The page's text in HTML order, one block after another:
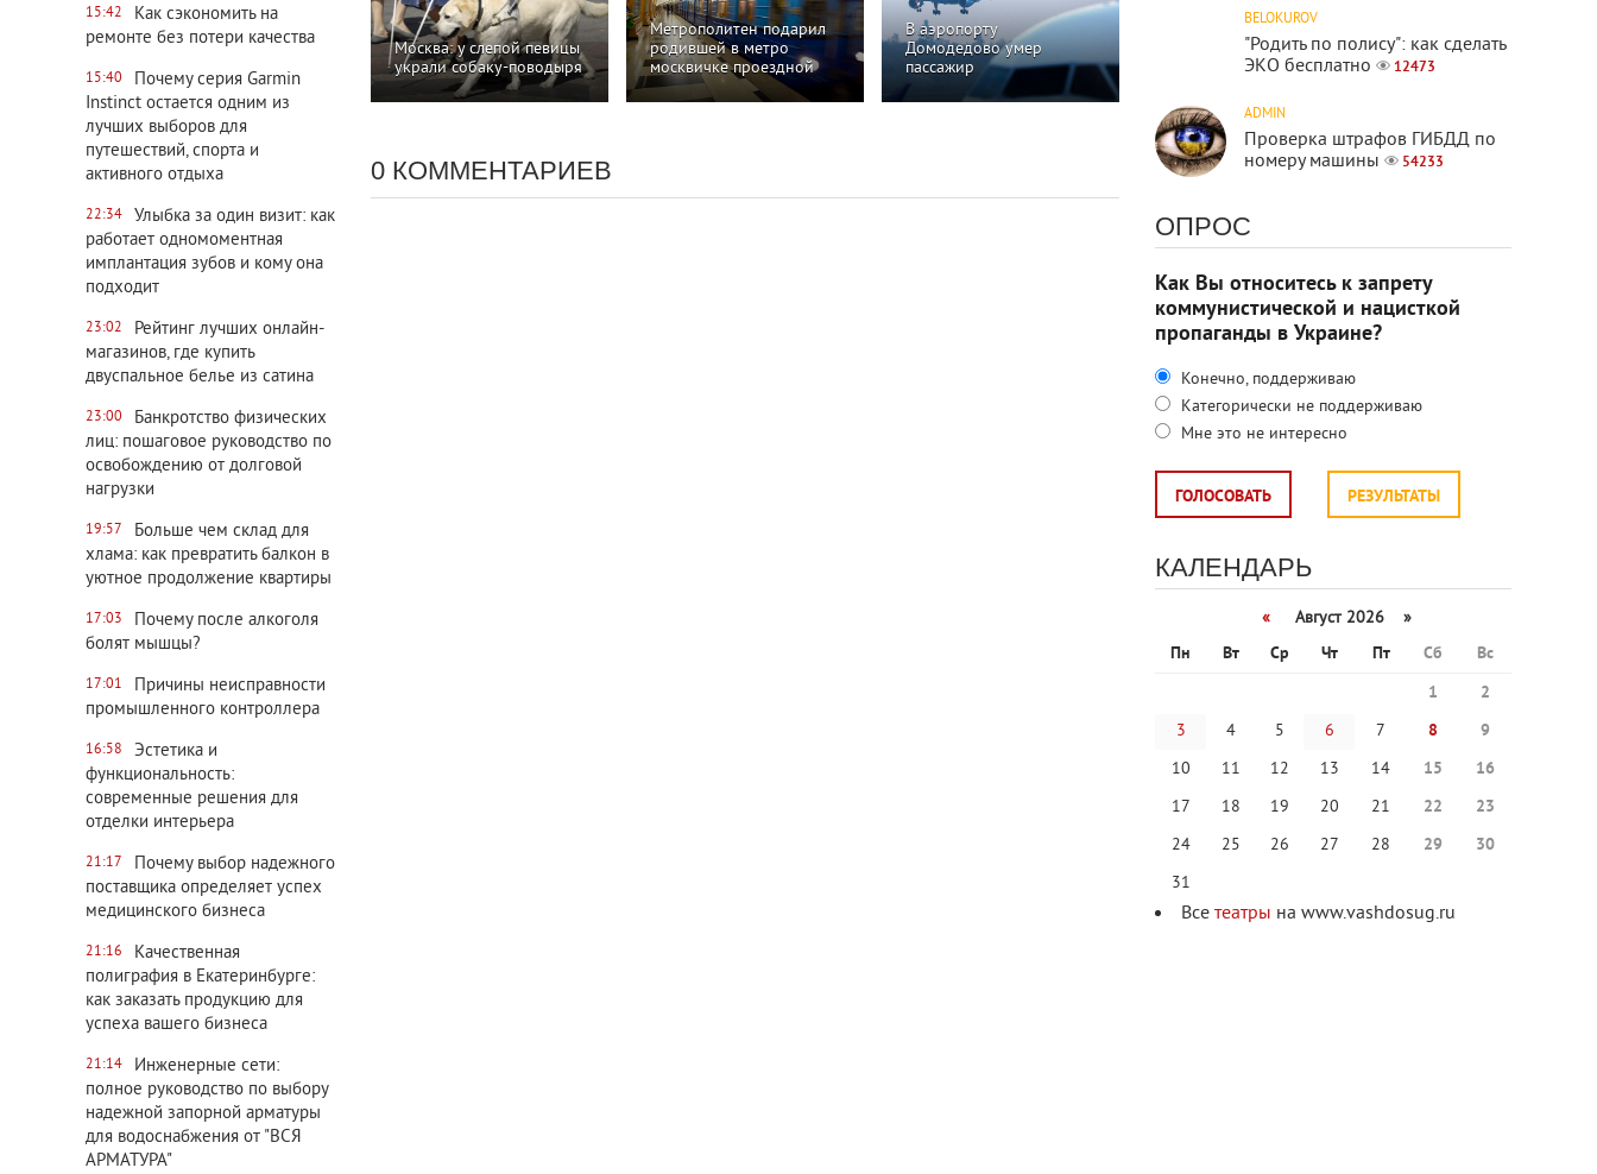
15:42
Как сэкономить на
ремонте без потери качества
15:40
Почему серия Garmin
Instinct остается одним из
лучших выборов для
путешествий, спорта и
активного отдыха
22:34
Улыбка за один визит: как
работает одномоментная
имплантация зубов и кому она
подходит
23:02
Рейтинг лучших онлайн-
магазинов, где купить
двуспальное белье из сатина
23:00
Банкротство физических
лиц: пошаговое руководство по
освобождению от долговой
нагрузки
19:57
Больше чем склад для
хлама: как превратить балкон в
уютное продолжение квартиры
17:03
Почему после алкоголя
болят мышцы?
17:01
Причины неисправности
промышленного контроллера
16:58
Эстетика и
функциональность:
современные решения для
отделки интерьера
21:17
Почему выбор надежного
поставщика определяет успех
медицинского бизнеса
21:16
Качественная
полиграфия в Екатеринбурге:
как заказать продукцию для
успеха вашего бизнеса
21:14
Инженерные сети:
полное руководство по выбору
надежной запорной арматуры
для водоснабжения от "ВСЯ
АРМАТУРА"
Москва: у слепой певицы
украли собаку-поводыря
Метрополитен подарил
родившей в метро
москвичке проездной
В аэропорту
Домодедово умер
пассажир
0 КОММЕНТАРИЕВ
BELOKUROV
"Родить по полису": как сделать
ЭКО бесплатно
12473
ADMIN
Проверка штрафов ГИБДД по
номеру машины
54233
ОПРОС
Как Вы относитесь к запрету
коммунистической и нацисткой
пропаганды в Украине?
Конечно, поддерживаю
Категорически не поддерживаю
Мне это не интересно
ГОЛОСОВАТЬ РЕЗУЛЬТАТЫ
КАЛЕНДАРЬ
«
Август 2026 »
Пн
Вт Ср Чт Пт Сб
Вс
1
2
3
4 5 6 7 8
9
10
11 12 13 14 15
16
17
18 19 20 21 22
23
24
25 26 27 28 29
30
31
Все театры на www.vashdosug.ru